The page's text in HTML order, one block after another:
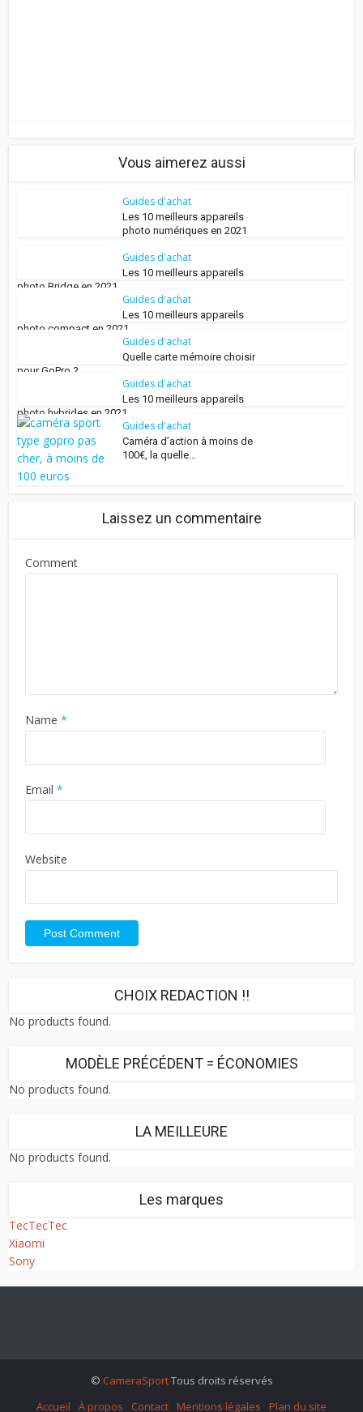
Vous aimerez aussi
Guides d'achat
Les 10 meilleurs appareils
photo numériques en 2021
Guides d'achat
Les 10 meilleurs appareils
photo Bridge en 2021
Guides d'achat
Les 10 meilleurs appareils
photo compact en 2021
Guides d'achat
Quelle carte mémoire choisir
pour GoPro ?
Guides d'achat
Les 10 meilleurs appareils
photo hybrides en 2021
Guides d'achat
Caméra d’action à moins de
100€, la quelle...
Laissez un commentaire
Comment
Name *
Email *
Website
CHOIX REDACTION !!
No products found.
MODÈLE PRÉCÉDENT = ÉCONOMIES
No products found.
LA MEILLEURE
No products found.
Les marques
TecTecTec
Xiaomi
Sony
© CameraSportTous droits réservés
Accueil
À propos Contact Mentions légales Plan du site